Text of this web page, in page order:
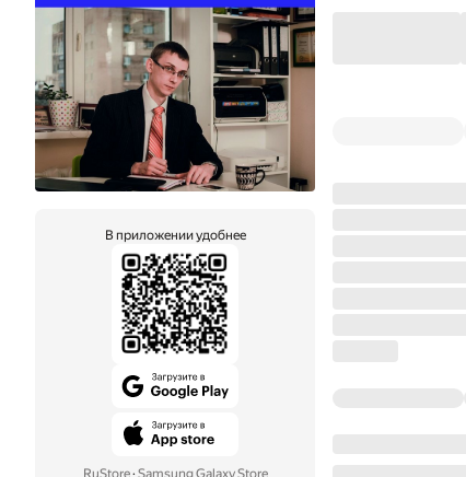
В приложении удобнее
RuStore· Samsung Galaxy Store